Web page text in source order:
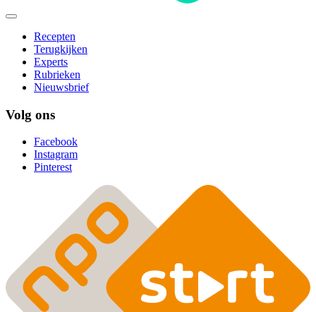
Recepten
Terugkijken
Experts
Rubrieken
Nieuwsbrief
Volg ons
Facebook
Instagram
Pinterest